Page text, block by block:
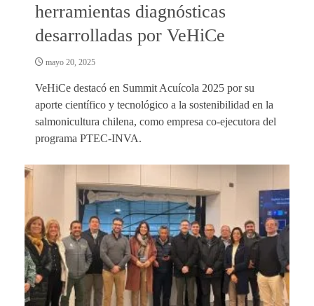
herramientas diagnósticas
desarrolladas por VeHiCe
mayo 20, 2025
VeHiCe destacó en Summit Acuícola 2025 por su
aporte científico y tecnológico a la sostenibilidad en la
salmonicultura chilena, como empresa co-ejecutora del
programa PTEC-INVA.